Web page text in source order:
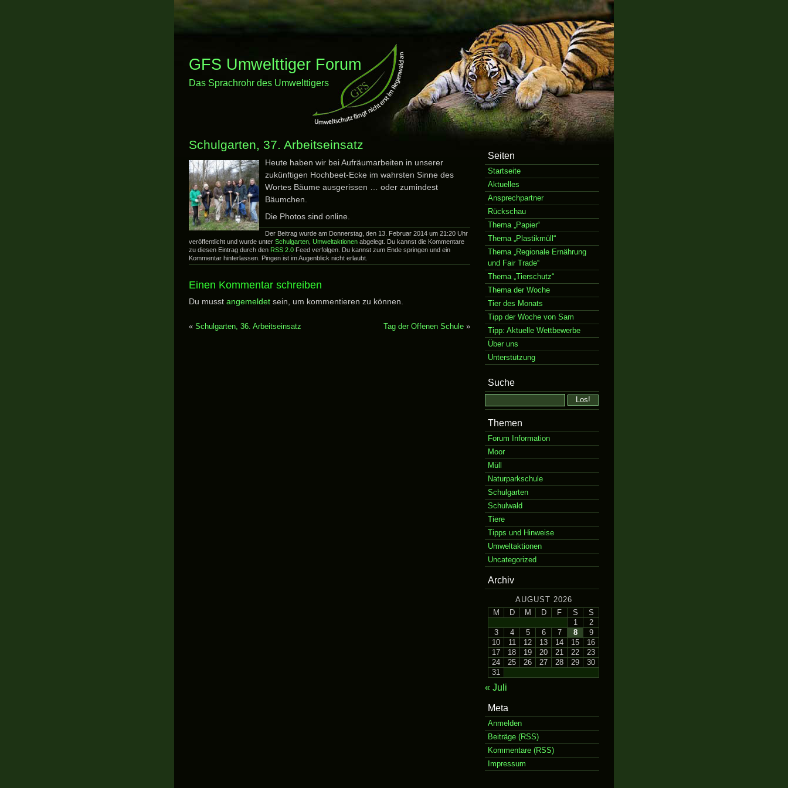
GFS Umwelttiger Forum
Das Sprachrohr des Umwelttigers
Schulgarten, 37. Arbeitseinsatz
Heute haben wir bei Aufräumarbeiten in unserer
zukünftigen Hochbeet-Ecke im wahrsten Sinne des
Wortes Bäume ausgerissen … oder zumindest
Bäumchen.
Die Photos sind online.
Der Beitrag wurde am Donnerstag, den 13. Februar 2014 um 21:20 Uhr
veröffentlicht und wurde unter Schulgarten Umweltaktionen abgelegt. Du kannst die Kommentare
zu diesen Eintrag durch den RSS 2.0 Feed verfolgen. Du kannst zum Ende springen und ein
Kommentar hinterlassen. Pingen ist im Augenblick nicht erlaubt.
Einen Kommentar schreiben
Du musst angemeldet sein, um kommentieren zu können.
« Schulgarten, 36. Arbeitseinsatz Tag der Offenen Schule »
Seiten
Startseite
Aktuelles
Ansprechpartner
Rückschau
Thema „Papier“
Thema „Plastikmüll“
Thema „Regionale Ernährung
und Fair Trade“
Thema „Tierschutz“
Thema der Woche
Tier des Monats
Tipp der Woche von Sam
Tipp: Aktuelle Wettbewerbe
Über uns
Unterstützung
Suche
Themen
Forum Information
Moor
Müll
Naturparkschule
Schulgarten
Schulwald
Tiere
Tipps und Hinweise
Umweltaktionen
Uncategorized
Archiv
AUGUST 2026
M
D M D F S
S
1
2
3
4 5 6 7 8
9
10
11 12 13 14 15
16
17
18 19 20 21 22
23
24
25 26 27 28 29
30
31
« Juli
Meta
Anmelden
Beiträge (RSS)
Kommentare (RSS)
Impressum